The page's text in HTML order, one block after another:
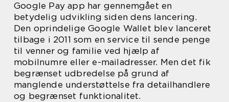
Google Pay app har gennemgået en
betydelig udvikling siden dens lancering.
Den oprindelige Google Wallet blev lanceret
tilbage i 2011 som en service til sende penge
til venner og familie ved hjælp af
mobilnumre eller e-mailadresser. Men det fik
begrænset udbredelse på grund af
manglende understøttelse fra detailhandlere
og begrænset funktionalitet.